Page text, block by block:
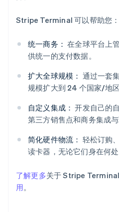
Stripe Terminal 可以帮助您：
统一商务： 在全球平台上
供统一的支付数据。
扩大全球规模： 通过一套
规模扩大到 24 个国家/地区
自定义集成： 开发自己的
第三方销售点和商务集成
简化硬件物流： 轻松订购
读卡器，无论它们身在何处
了解更多关于 Stripe
用。
阿联酋
English
English
爱沙尼亚
English
奥地利
Deutsch English
澳大利亚
巴西